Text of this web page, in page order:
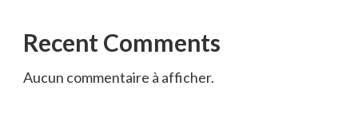
Recent Comments
Aucun commentaire à afficher.